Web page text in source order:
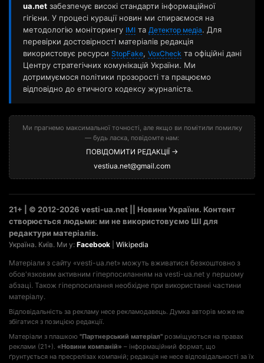
ua.net забезпечує високі стандарти інформаційної
гігієни. У процесі курації новин ми спираємося на
методологію моніторингу ІМІ та Детектор медіа. Для
перевірки достовірності матеріалів редакція
використовує ресурси StopFake, VoxCheck та офіційні дані
Центру стратегічних комунікацій України. Ми
дотримуємося політики прозорості та працюємо
відповідно до етичного кодексу журналіста.
Ми прагнемо максимальної точності, але якщо ви помітили помилку
— будь ласка, повідомте нам:
ПОВІДОМИТИ РЕДАКЦІЇ →
vestiua.net@gmail.com
21+ | © 2012-2026 vesti-ua.net || Новини України. Контент
створюється людьми: ми не використовуємо ШІ для
редактури матеріалів.
Україна. Київ. Ми у: Facebook Wikipedia
Матеріали з сайту «vesti-ua.net» можуть вживатися безкоштовно з
обов'язковим активним гіперпосиланням на vesti-ua.net у першому
абзаці. Також гіперпосилання необхідне при використанні частини
матеріалу.
Відповідальність за рекламу несе рекламодавець. Думка авторів може не
збігатися з позицією редакції.
Матеріали з плашкою "Партнерський матеріал" розміщуються на правах
реклами (21+). «Новини компаній» – інформаційний формат, що
ґрунтується на пресрелізах компаній; редакція не несе відповідальності за їх